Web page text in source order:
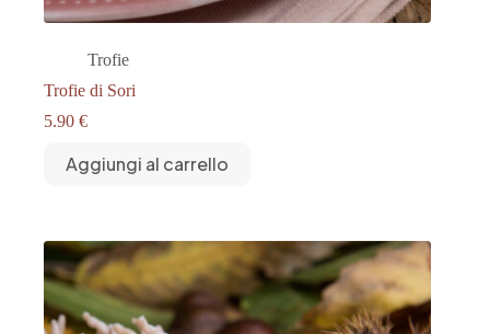
Trofie
Trofie di Sori
5.90 €
Aggiungi al carrello